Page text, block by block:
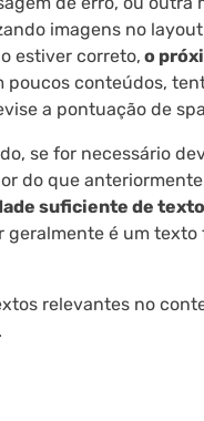
imagens no
estiver correto, o
poucos conteúdos,
a pontuação de
se for necessário
do que
suficiente de texto
geralmente é um texto
relevantes no